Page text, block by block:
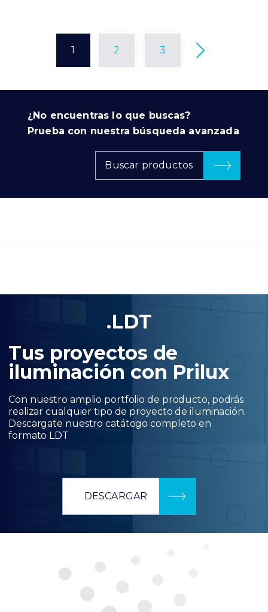
1 2 3
¿No encuentras lo que buscas?
Prueba con nuestra búsqueda avanzada
Buscar productos
.LDT
Tus proyectos de
iluminación con Prilux
Con nuestro amplio portfolio de producto, podrás
realizar cualquier tipo de proyecto de iluminación.
Descargate nuestro catátogo completo en
formato LDT
DESCARGAR